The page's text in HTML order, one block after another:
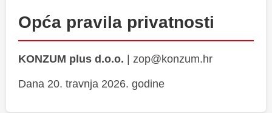
Opća pravila privatnosti
KONZUM plus d.o.o. zop@konzum.hr
Dana 20. travnja 2026. godine